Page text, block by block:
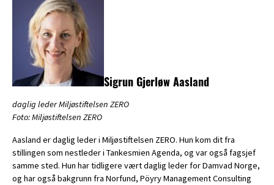
Sigrun Gjerløw Aasland
daglig leder Miljøstiftelsen ZERO
Foto: Miljøstiftelsen ZERO
Aasland er daglig leder i Miljøstiftelsen ZERO. Hun kom dit fra
stillingen som nestleder i Tankesmien Agenda, og var også fagsjef
samme sted. Hun har tidligere vært daglig leder for Damvad Norge,
og har også bakgrunn fra Norfund, Pöyry Management Consulting